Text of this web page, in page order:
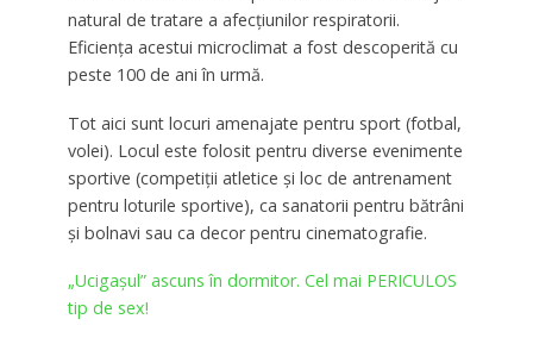
natural de tratare a afecțiunilor respiratorii.
Eficiența acestui microclimat a fost descoperită cu
peste 100 de ani în urmă.
Tot aici sunt locuri amenajate pentru sport (fotbal,
volei). Locul este folosit pentru diverse evenimente
sportive (competiții atletice și loc de antrenament
pentru loturile sportive), ca sanatorii pentru bătrâni
și bolnavi sau ca decor pentru cinematografie.
„Ucigaşul” ascuns în dormitor. Cel mai PERICULOS
tip de sex!